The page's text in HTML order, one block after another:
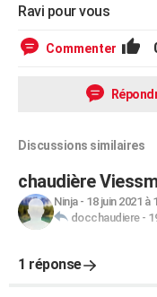
Ravi pour vous
Commenter
Discussions similaires
chaudière
Ninja- 18 juin 2021 à
docchaudiere-
1 réponse